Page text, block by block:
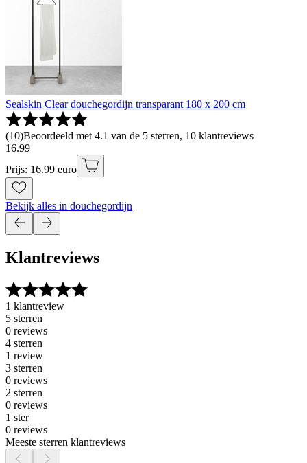
Sealskin Clear douchegordijn transparant 180 x 200 cm
(10)Beoordeeld met 4.1 van de 5 sterren, 10 klantreviews
16.99
Prijs: 16.99 euro
Bekijk alles in douchegordijn
Klantreviews
1 klantreview
5 sterren
0 reviews
4 sterren
1 review
3 sterren
0 reviews
2 sterren
0 reviews
1 ster
0 reviews
Meeste sterren klantreviews